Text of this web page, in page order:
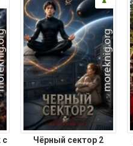
с
Чёрный сектор 2